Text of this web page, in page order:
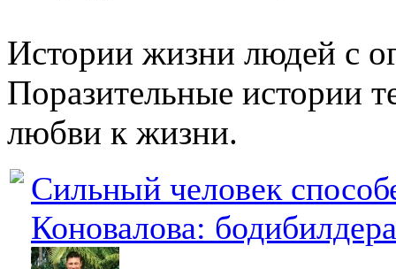
Истории жизни людей с
Поразительные истории
любви к жизни.
Сильный человек
Коновалова: